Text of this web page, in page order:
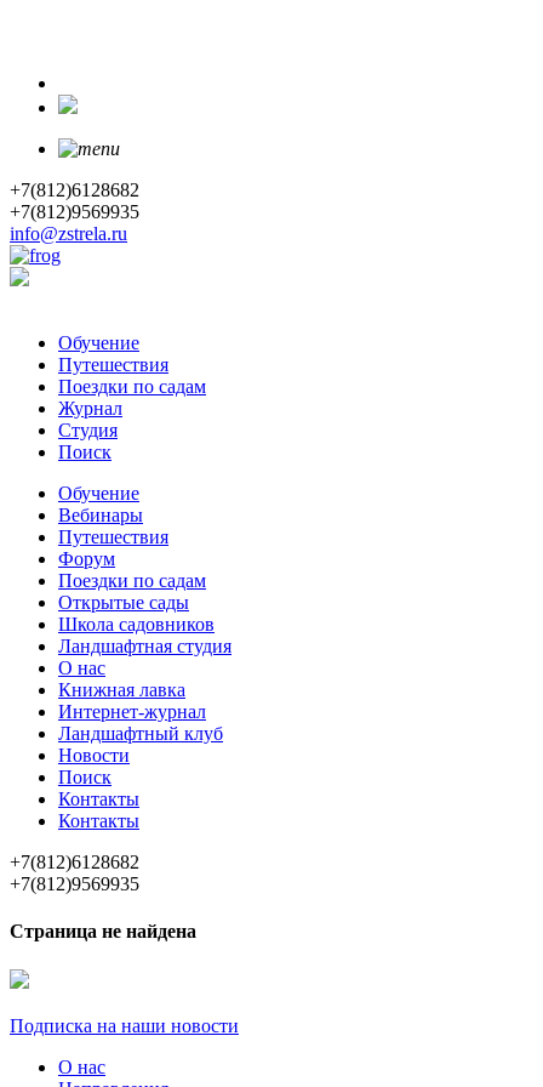
+7(812)6128682
+7(812)9569935
info@zstrela.ru
Обучение
Путешествия
Поездки по садам
Журнал
Студия
Поиск
Обучение
Вебинары
Путешествия
Форум
Поездки по садам
Открытые сады
Школа садовников
Ландшафтная студия
О нас
Книжная лавка
Интернет-журнал
Ландшафтный клуб
Новости
Поиск
Контакты
Контакты
+7(812)6128682
+7(812)9569935
Страница не найдена
Подписка на наши новости
О нас